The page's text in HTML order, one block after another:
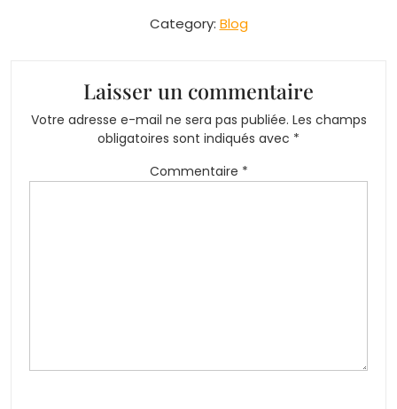
Category: Blog
Laisser un commentaire
Votre adresse e-mail ne sera pas publiée. Les champs
obligatoires sont indiqués avec *
Commentaire *